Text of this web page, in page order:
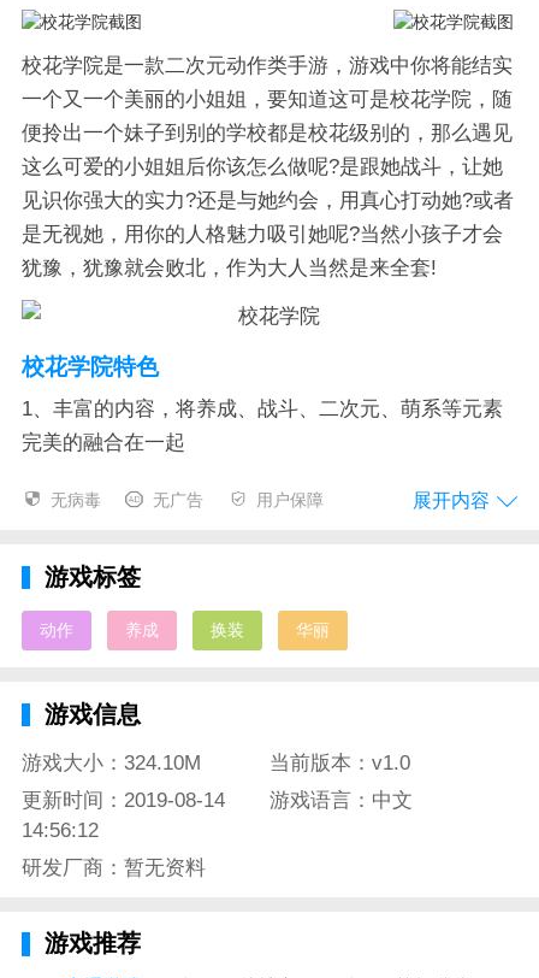
校花学院是一款二次元动作类手游，游戏中你将能结实
一个又一个美丽的小姐姐，要知道这可是校花学院，随
便拎出一个妹子到别的学校都是校花级别的，那么遇见
这么可爱的小姐姐后你该怎么做呢?是跟她战斗，让她
见识你强大的实力?还是与她约会，用真心打动她?或者
是无视她，用你的人格魅力吸引她呢?当然小孩子才会
犹豫，犹豫就会败北，作为大人当然是来全套!
校花学院特色
1、丰富的内容，将养成、战斗、二次元、萌系等元素
完美的融合在一起
2、二次元的世界，你可以修炼很多的魔法，在指尖自
3、多条主线剧情，唯美的场景，个性十足的美少女，
让你感受其中的巅峰战斗
4、你可以在校园中邂逅各种大师级别的女神，组合华
紧抓宅男的内心，时下屌丝逆袭的心理，为你打造热血
修真，暴爽技能，一键换装!福利满满，凹凸对战。热
斗方式，守卫校园，更多羁绊，福利爆表。
无病毒 无广告 用户保障 展开内容
游戏标签
动作 养成 换装 华丽
游戏信息
游戏大小：324.10M
当前版本：v1.0
更新时间：2019-08-14
14:56:12
游戏语言：中文
研发厂商：暂无资料
游戏推荐